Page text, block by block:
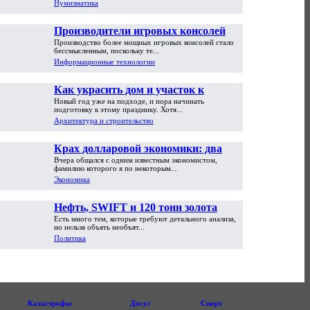
Нумизматика
Производители игровых консолей
достигли предела возможностей
Производство более мощных игровых консолей стало
бессмысленным, поскольку те...
Информационные технологии
Как украсить дом и участок к
Новому году
Новый год уже на подходе, и пора начинать
подготовку к этому празднику. Хотя...
Архитектура и строительство
Крах долларовой экономики: два
пути обрушения
Вчера общался с одним известным экономистом,
фамилию которого я по некоторым...
Экономика
Нефть, SWIFT и 120 тонн золота
Есть много тем, которые требуют детального анализа,
но нельзя объять необъят...
Политика
Катастрофы Досуг Спорт